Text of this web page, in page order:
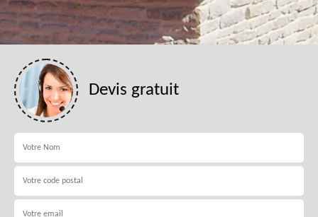
Devis gratuit